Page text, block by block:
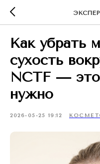
Как убрать
сухость
NCTF —
нужно
2026-05-25 19:12